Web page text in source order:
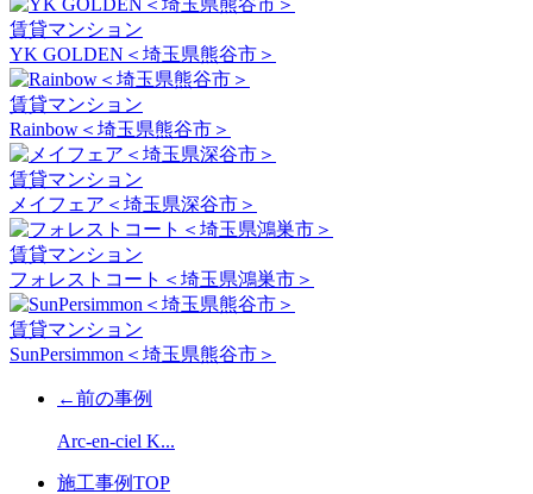
賃貸マンション
YK GOLDEN＜埼玉県熊谷市＞
賃貸マンション
Rainbow＜埼玉県熊谷市＞
賃貸マンション
メイフェア＜埼玉県深谷市＞
賃貸マンション
フォレストコート＜埼玉県鴻巣市＞
賃貸マンション
SunPersimmon＜埼玉県熊谷市＞
←前の事例
Arc-en-ciel K...
施工事例TOP